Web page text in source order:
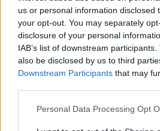
us or personal information disclosed
your opt-out. You may separately
disclosure of your personal
IAB’s list of downstream
also be disclosed by us to third
Downstream Participants that may
Personal Data Processing Opt
Atiduoti pagarbą savo
atėjo ir buvę politikės
nariai.
Velionės brolis Rimantas
pasakojo, kad Šv. Jonų